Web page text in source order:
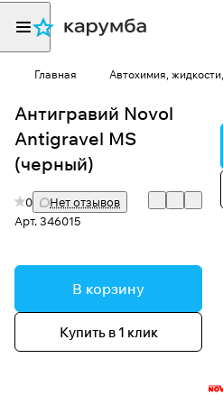
Главная Автохимия,
Антигравий Novol
Antigravel MS
(черный)
0
Нет отзывов
Арт.346015
В корзину
Купить в 1 клик